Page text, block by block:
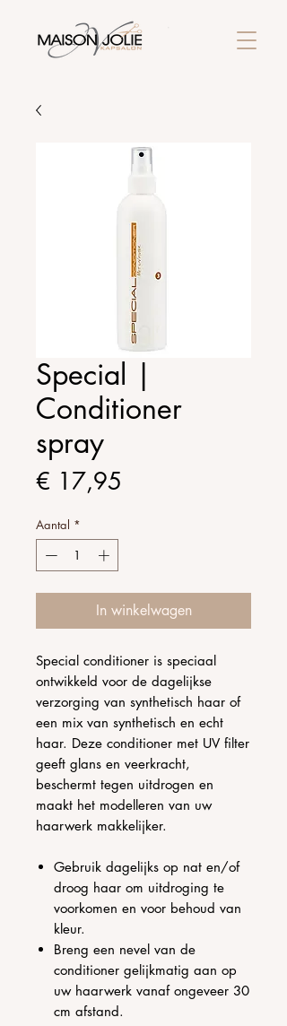
Special |
Conditioner
spray
€ 17,95
Aantal *
In winkelwagen
Special conditioner is speciaal
ontwikkeld voor de dagelijkse
verzorging van synthetisch haar of
een mix van synthetisch en echt
haar. Deze conditioner met UV filter
geeft glans en veerkracht,
beschermt tegen uitdrogen en
maakt het modelleren van uw
haarwerk makkelijker.
Gebruik dagelijks op nat en/of
droog haar om uitdroging te
voorkomen en voor behoud van
kleur.
Breng een nevel van de
conditioner gelijkmatig aan op
uw haarwerk vanaf ongeveer 30
cm afstand.